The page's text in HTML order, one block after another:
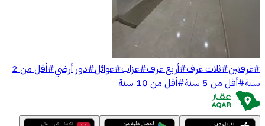
#غرفتين#ثلاث غرف#أربع غرف#عزاب#عوائل#دور أرضي#
أقل من 2
سنة#أقل من 5 سنة #أقل من 10 سنة